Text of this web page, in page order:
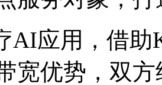
AI应用，借助
宽优势，双